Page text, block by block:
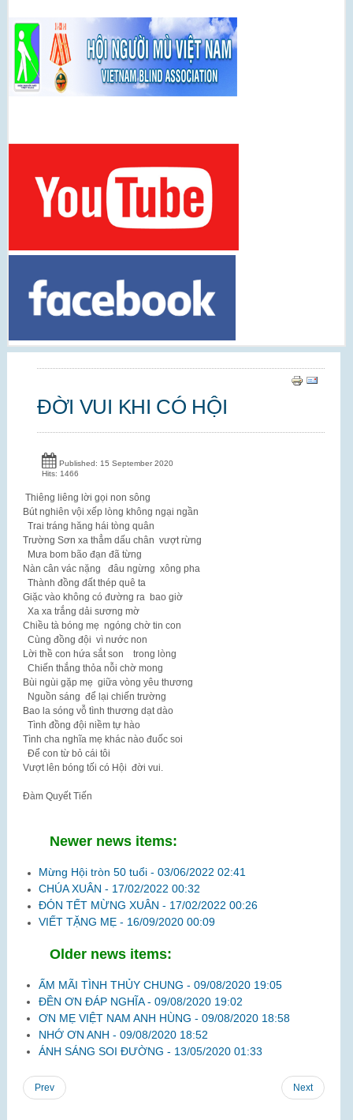
ĐỜI VUI KHI CÓ HỘI
Published: 15 September 2020
Hits: 1466
Thiêng liêng lời gọi non sông
Bút nghiên vội xếp lòng không ngại ngần
Trai tráng hăng hái tòng quân
Trường Sơn xa thẳm dấu chân vượt rừng
Mưa bom bão đạn đã từng
Nàn cân vác nặng đâu ngừng xông pha
Thành đồng đất thép quê ta
Giặc vào không có đường ra bao giờ
Xa xa trắng dải sương mờ
Chiều tà bóng mẹ ngóng chờ tin con
Cùng đồng đội vì nước non
Lời thề con hứa sắt son trong lòng
Chiến thắng thỏa nỗi chờ mong
Bùi ngùi gặp mẹ giữa vòng yêu thương
Nguồn sáng để lại chiến trường
Bao la sóng vỗ tình thương dạt dào
Tình đồng đội niềm tự hào
Tình cha nghĩa mẹ khác nào đuốc soi
Để con từ bỏ cái tôi
Vượt lên bóng tối có Hội đời vui.
Đàm Quyết Tiến
Newer news items:
Mừng Hội tròn 50 tuổi - 03/06/2022 02:41
CHÚA XUÂN - 17/02/2022 00:32
ĐÓN TẾT MỪNG XUÂN - 17/02/2022 00:26
VIẾT TẶNG MẸ - 16/09/2020 00:09
Older news items:
ẤM MÃI TÌNH THỦY CHUNG - 09/08/2020 19:05
ĐỀN ƠN ĐÁP NGHĨA - 09/08/2020 19:02
ƠN MẸ VIỆT NAM ANH HÙNG - 09/08/2020 18:58
NHỚ ƠN ANH - 09/08/2020 18:52
ÁNH SÁNG SOI ĐƯỜNG - 13/05/2020 01:33
Prev Next